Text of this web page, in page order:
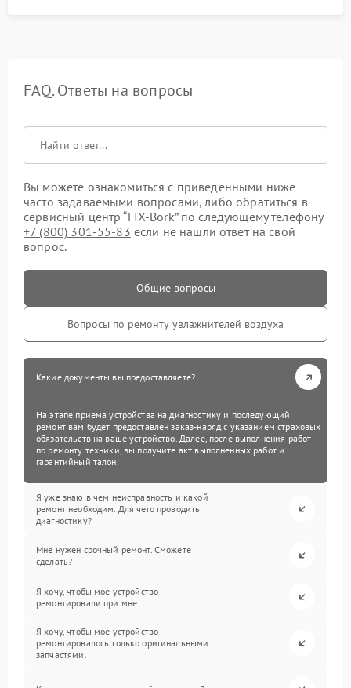
FAQ. Ответы на вопросы
Вы можете ознакомиться с приведенными ниже
часто задаваемыми вопросами, либо обратиться в
сервисный центр “FIX-Bork” по следующему телефону
+7 (800) 301-55-83 если не нашли ответ на свой
вопрос.
Общие вопросы
Вопросы по ремонту увлажнителей воздуха
Какие документы вы предоставляете?
На этапе приема устройства на диагностику и последующий
ремонт вам будет предоставлен заказ-наряд с указанием страховых
обязательств на ваше устройство. Далее, после выполнения работ
по ремонту техники, вы получите акт выполненных работ и
гарантийный талон.
Я уже знаю в чем неисправность и какой
ремонт необходим. Для чего проводить
диагностику?
Мне нужен срочный ремонт. Сможете
сделать?
Я хочу, чтобы мое устройство
ремонтировали при мне.
Я хочу, чтобы мое устройство
ремонтировалось только оригинальными
запчастями.